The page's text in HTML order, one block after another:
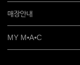
매장안내
MY M•A•C